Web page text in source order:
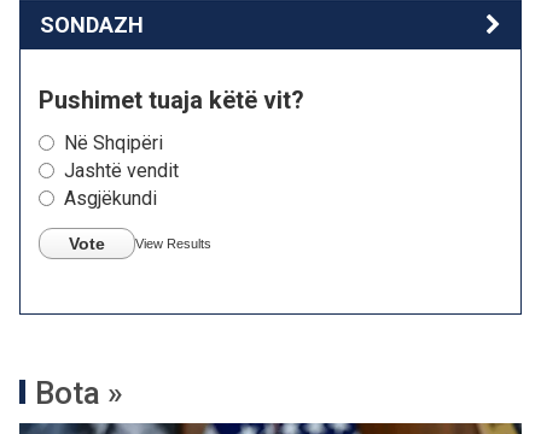
SONDAZH
Pushimet tuaja këtë vit?
Në Shqipëri
Jashtë vendit
Asgjëkundi
Vote View Results
Bota »